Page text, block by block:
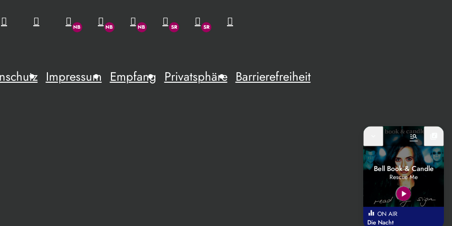
Impressum Empfang Privatsphäre Barrierefreiheit
manage_search
Bell Book & Candle
Rescue Me
play_arrow
equalizer ON AIR
Die Nacht